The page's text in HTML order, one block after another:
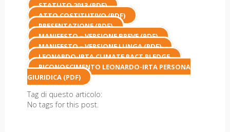
STATUTO 2013 (PDF)
ATTO COSTITUTIVO (PDF)
PRESENTAZIONE (PDF)
MANIFESTO – VERSIONE BREVE (PDF)
MANIFESTO – VERSIONE LUNGA (PDF)
LEONARDO-IRTA CLIMATE PACT PLEDGE
RICONOSCIMENTO LEONARDO-IRTA PERSONA
GIURIDICA (PDF)
Tag di questo articolo:
No tags for this post.